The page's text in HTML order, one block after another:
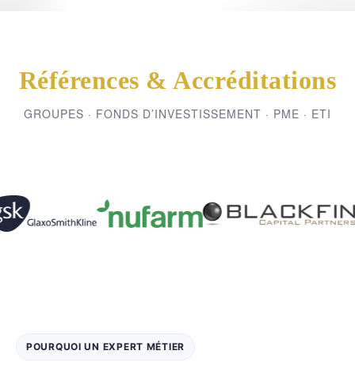
Références & Accréditations
GROUPES · FONDS D’INVESTISSEMENT · PME · ETI
POURQUOI UN EXPERT MÉTIER